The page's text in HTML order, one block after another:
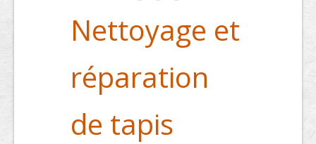
Nettoyage et
réparation
de tapis